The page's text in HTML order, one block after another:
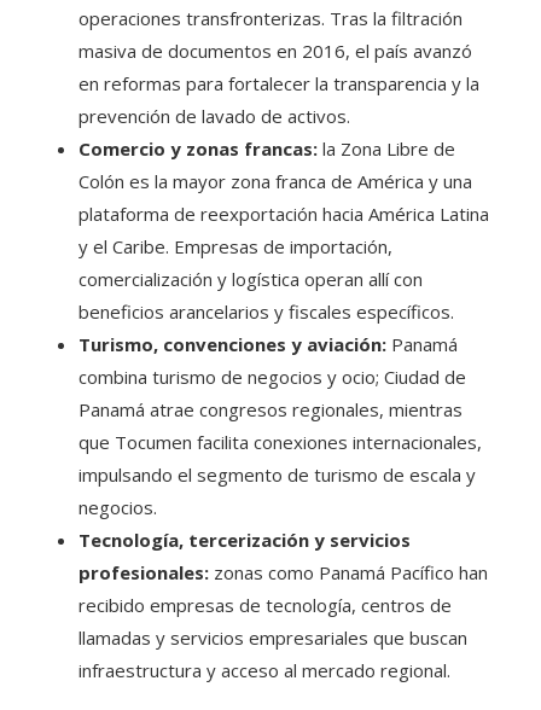
operaciones transfronterizas. Tras la filtración
masiva de documentos en 2016, el país avanzó
en reformas para fortalecer la transparencia y la
prevención de lavado de activos.
Comercio y zonas francas: la Zona Libre de
Colón es la mayor zona franca de América y una
plataforma de reexportación hacia América Latina
y el Caribe. Empresas de importación,
comercialización y logística operan allí con
beneficios arancelarios y fiscales específicos.
Turismo, convenciones y aviación: Panamá
combina turismo de negocios y ocio; Ciudad de
Panamá atrae congresos regionales, mientras
que Tocumen facilita conexiones internacionales,
impulsando el segmento de turismo de escala y
negocios.
Tecnología, tercerización y servicios
profesionales: zonas como Panamá Pacífico han
recibido empresas de tecnología, centros de
llamadas y servicios empresariales que buscan
infraestructura y acceso al mercado regional.